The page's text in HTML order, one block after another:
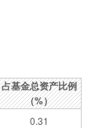
占基金总资产比例
（%）
0.31